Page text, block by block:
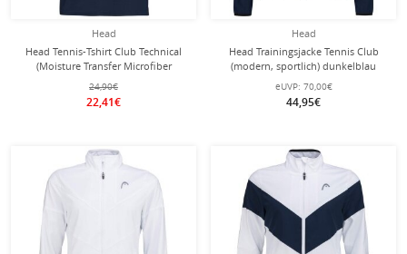
Head
Head Tennis-Tshirt Club Technical
(Moisture Transfer Microfiber
Technologie) dunkelblau Jungen
24,90€
22,41€
Head
Head Trainingsjacke Tennis Club
(modern, sportlich) dunkelblau
Damen
eUVP: 70,00€
44,95€